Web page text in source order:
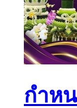
กำห